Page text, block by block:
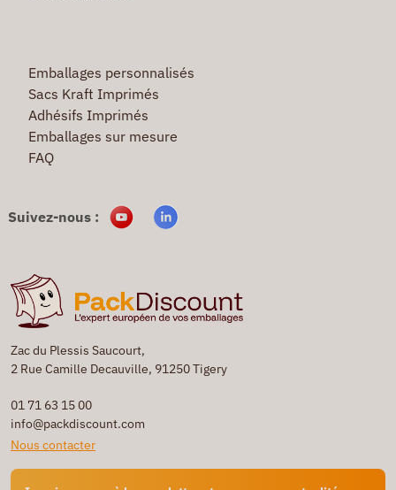
Zac du Plessis Saucourt,
2 Rue Camille Decauville, 91250 Tigery
01 71 63 15 00
info@packdiscount.com
Nous contacter
Emballages personnalisés
Sacs Kraft Imprimés
Adhésifs Imprimés
Emballages sur mesure
FAQ
Suivez-nous :